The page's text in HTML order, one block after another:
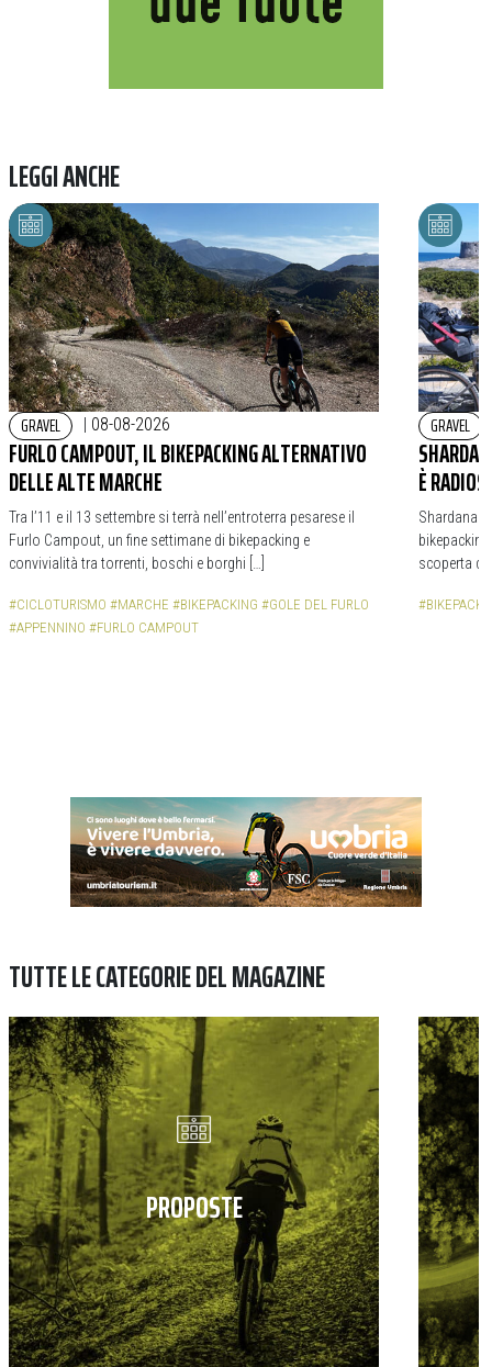
LEGGI ANCHE
GRAVEL | 08-08-2026
FURLO CAMPOUT, IL BIKEPACKING ALTERNATIVO
DELLE ALTE MARCHE
Tra l’11 e il 13 settembre si terrà nell’entroterra pesarese il
Furlo Campout, un fine settimane di bikepacking e
convivialità tra torrenti, boschi e borghi […]
#CICLOTURISMO #MARCHE #BIKEPACKING #GOLE DEL FURLO
#APPENNINO #FURLO CAMPOUT
GRAVEL
È
Shardana
scoperta
TUTTE LE CATEGORIE DEL MAGAZINE
PROPOSTE